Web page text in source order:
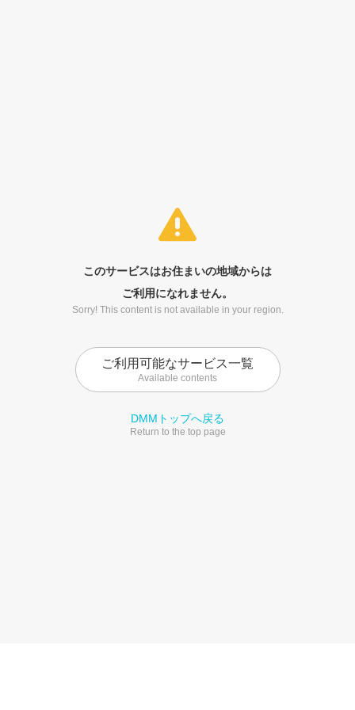
このサービスはお住まいの地域からは
ご利用になれません。
Sorry! This content is not available in your region.
ご利用可能なサービス一覧
Available contents
DMMトップへ戻る
Return to the top page